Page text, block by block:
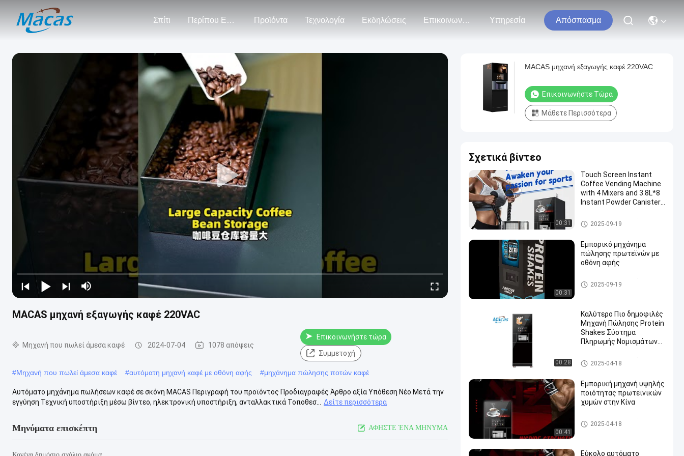
Σπίτι Περίπου Εμείς Προϊόντα Τεχνολογία Εκδηλώσεις Επικοινωνήστε Μαζί Μας Υπηρεσία Απόσπασμα
MACAS μηχανή εξαγωγής καφέ 220VAC
Μηχανή που πωλεί άμεσα καφέ 2024-07-04 1078 απόψεις
Επικοινωνήστε τώρα
Συμμετοχή
#Μηχανή που πωλεί άμεσα καφέ #αυτόματη μηχανή καφέ με οθόνη αφής #μηχάνημα πώλησης ποτών καφέ
Αυτόματο μηχάνημα πωλήσεων καφέ σε σκόνη MACAS Περιγραφή του προϊόντος Προδιαγραφές Άρθρο αξία Υπόθεση Νέο Μετά την
εγγύηση Τεχνική υποστήριξη μέσω βίντεο, ηλεκτρονική υποστήριξη, ανταλλακτικά Τοποθεσ...
Δείτε περισσότερα
Μηνύματα επισκέπτη ΑΦΗΣΤΕ ΈΝΑ ΜΗΝΥΜΑ
Κανένα δημόσιο σχόλιο ακόμα
MACAS μηχανή εξαγωγής καφέ 220VAC
Επικοινωνήστε Τώρα
Μάθετε Περισσότερα
Σχετικά βίντεο
00:31
Touch Screen Instant
Coffee Vending Machine
with 4 Mixers and 3.8L*8
Instant Powder Canisters
Espresso Brewer
Μηχανή που πωλεί άμεσα κα
φέ
2025-09-19
00:31
Εμπορικό μηχάνημα
πώλησης πρωτεϊνών με
οθόνη αφής
Μηχανή που πωλεί άμεσα κα
φέ
2025-09-19
00:28
Καλύτερο Πιο δημοφιλές
Μηχανή Πώλησης Protein
Shakes Σύστημα
Πληρωμής Νομισμάτων
Μηχανή που πωλεί άμεσα κα
φέ
2025-04-18
00:41
Εμπορική μηχανή υψηλής
ποιότητας πρωτεϊνικών
χυμών στην Κίνα
Μηχανή που πωλεί άμεσα κα
φέ
2025-04-18
Εύκολο αυτόματο